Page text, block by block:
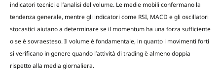
indicatori tecnici e l’analisi del volume. Le medie mobili confermano la
tendenza generale, mentre gli indicatori come RSI, MACD e gli oscillatori
stocastici aiutano a determinare se il momentum ha una forza sufficiente
o se è sovraesteso. Il volume è fondamentale, in quanto i movimenti forti
si verificano in genere quando l’attività di trading è almeno doppia
rispetto alla media giornaliera.